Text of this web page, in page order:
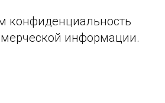
конфиденциальность
информации.